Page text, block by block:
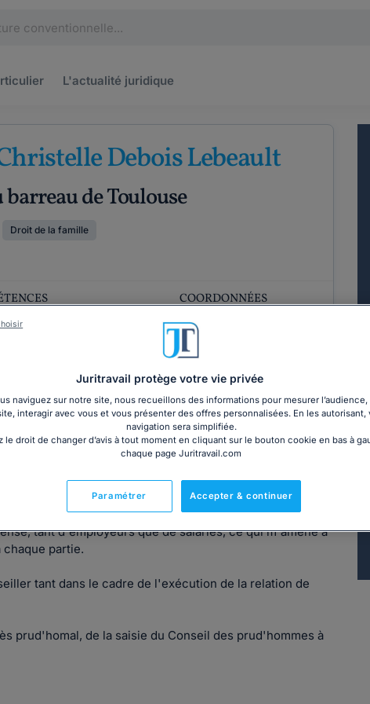
L'actualité juridique
Debois Lebeault
barreau de Toulouse
Droit de la famille
COORDONNÉES
travaillé durant plusieurs années au sein d'une société
du Sud Ouest puis obtenu le Certificat d'Aptitude
tant d'employeurs que de salariés, ce qui m'amène à
partie.
tant dans le cadre de l'exécution de la relation de
prud'homal, de la saisie du Conseil des prud'hommes à
Juritravail protège votre vie privée
naviguez sur notre site, nous recueillons des informations pour mesurer l’audience,
interagir avec vous et vous présenter des offres personnalisées. En les autorisant,
navigation sera simplifiée.
le droit de changer d’avis à tout moment en cliquant sur le bouton cookie en bas à
chaque page Juritravail.com
Accepter & continuer
Paramétrer